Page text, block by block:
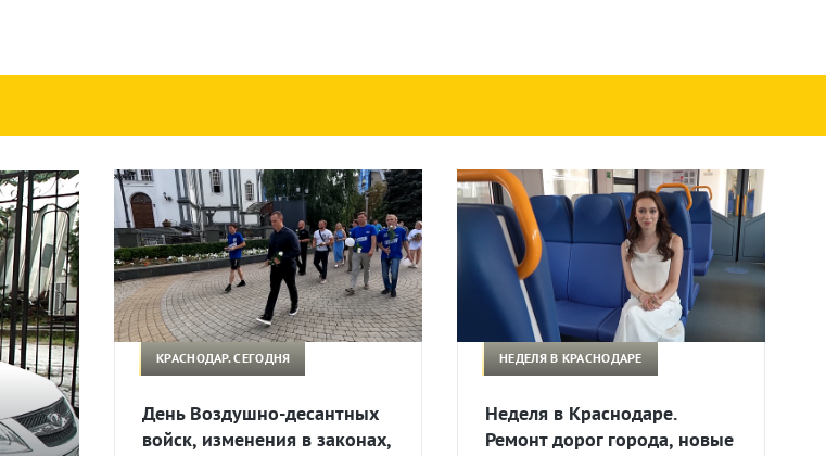
КРАСНОДАР. СЕГОДНЯ
День Воздушно-десантных
войск, изменения в законах,
НЕДЕЛЯ В КРАСНОДАРЕ
Неделя в Краснодаре.
Ремонт дорог города, новые